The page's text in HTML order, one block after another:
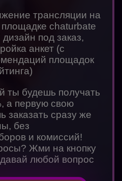
трансляции на
chaturbate
под заказ,
анкет (с
площадок
ты будешь получать
а первую свою
заказать сразу же
без
и комиссий!
Жми на кнопку
любой вопрос